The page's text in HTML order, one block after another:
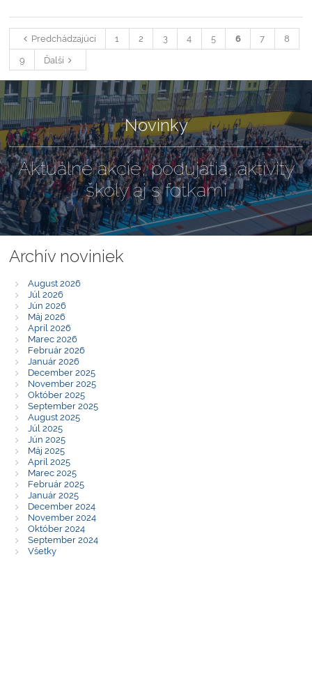
Predchádzajúci 1 2 3 4 5 6 7
8
9
Ďalší
Novinky
Aktuálne akcie, podujatia, aktivity
školy aj s fotkami
Archív noviniek
August 2026
Júl 2026
Jún 2026
Máj 2026
Apríl 2026
Marec 2026
Február 2026
Január 2026
December 2025
November 2025
Október 2025
September 2025
August 2025
Júl 2025
Jún 2025
Máj 2025
Apríl 2025
Marec 2025
Február 2025
Január 2025
December 2024
November 2024
Október 2024
September 2024
Všetky